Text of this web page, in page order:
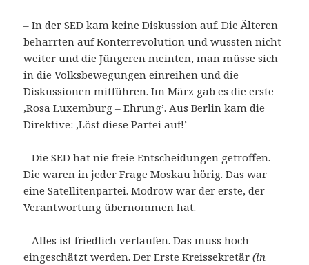
– In der SED kam keine Diskussion auf. Die Älteren
beharrten auf Konterrevolution und wussten nicht
weiter und die Jüngeren meinten, man müsse sich
in die Volksbewegungen einreihen und die
Diskussionen mitführen. Im März gab es die erste
‚Rosa Luxemburg – Ehrung’. Aus Berlin kam die
Direktive: ‚Löst diese Partei auf!’
– Die SED hat nie freie Entscheidungen getroffen.
Die waren in jeder Frage Moskau hörig. Das war
eine Satellitenpartei. Modrow war der erste, der
Verantwortung übernommen hat.
– Alles ist friedlich verlaufen. Das muss hoch
eingeschätzt werden. Der Erste Kreissekretär(in